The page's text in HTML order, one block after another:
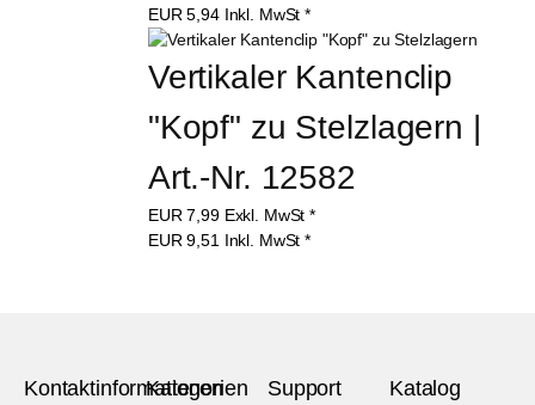
EUR5,94 Inkl. MwSt *
Vertikaler Kantenclip
"Kopf" zu Stelzlagern |
Art.-Nr. 12582
EUR7,99 Exkl. MwSt *
EUR9,51 Inkl. MwSt *
Kontaktinformationen
Kategorien Support
Katalog